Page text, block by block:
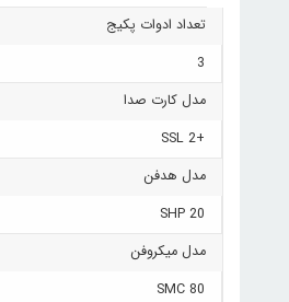
تعداد ادوات پکیج
3
مدل کارت صدا
+SSL 2
مدل هدفن
SHP 20
مدل میکروفن
SMC 80